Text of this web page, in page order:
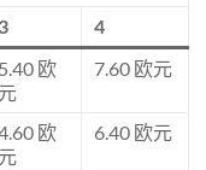
3
4
5.40 欧
元
7.60 欧元
欧
元
6.40 欧元